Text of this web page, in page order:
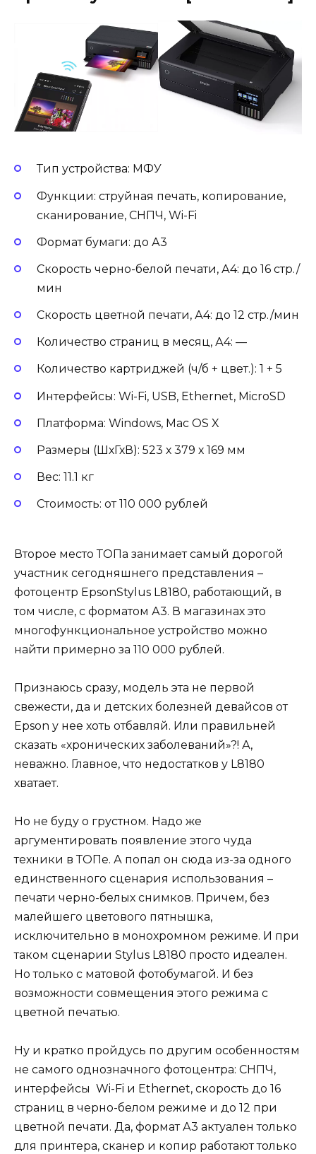
Тип устройства: МФУ
Функции: струйная печать, копирование,
сканирование, СНПЧ, Wi-Fi
Формат бумаги: до А3
Скорость черно-белой печати, А4: до 16 стр./
мин
Скорость цветной печати, А4: до 12 стр./мин
Количество страниц в месяц, А4: —
Количество картриджей (ч/б + цвет.): 1 + 5
Интерфейсы: Wi-Fi, USB, Ethernet, MicroSD
Платформа: Windows, Mac OS X
Размеры (ШхГхВ): 523 х 379 х 169 мм
Вес: 11.1 кг
Стоимость: от 110 000 рублей
Второе место ТОПа занимает самый дорогой
участник сегодняшнего представления –
фотоцентр EpsonStylus L8180, работающий, в
том числе, с форматом А3. В магазинах это
многофункциональное устройство можно
найти примерно за 110 000 рублей.
Признаюсь сразу, модель эта не первой
свежести, да и детских болезней девайсов от
Epson у нее хоть отбавляй. Или правильней
сказать «хронических заболеваний»?! А,
неважно. Главное, что недостатков у L8180
хватает.
Но не буду о грустном. Надо же
аргументировать появление этого чуда
техники в ТОПе. А попал он сюда из-за одного
единственного сценария использования –
печати черно-белых снимков. Причем, без
малейшего цветового пятнышка,
исключительно в монохромном режиме. И при
таком сценарии Stylus L8180 просто идеален.
Но только с матовой фотобумагой. И без
возможности совмещения этого режима с
цветной печатью.
Ну и кратко пройдусь по другим особенностям
не самого однозначного фотоцентра: СНПЧ,
интерфейсы Wi-Fi и Ethernet, скорость до 16
страниц в черно-белом режиме и до 12 при
цветной печати. Да, формат А3 актуален только
для принтера, сканер и копир работают только